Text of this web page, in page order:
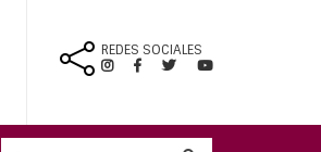
REDES SOCIALES